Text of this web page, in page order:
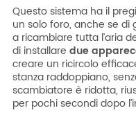
Questo sistema ha il
un solo foro, anche se di
a ricambiare tutta l’aria
di installare due
creare un ricircolo
stanza raddoppiano,
scambiatore è ridotta,
per pochi secondi dopo